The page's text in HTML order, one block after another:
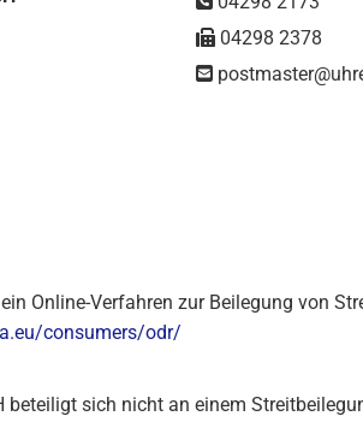
04298 2378

ein Online-Verfahren zur Beilegung von
consumers/odr/
beteiligt sich nicht an einem